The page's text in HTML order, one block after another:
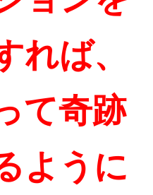
れば、
て奇跡
ように